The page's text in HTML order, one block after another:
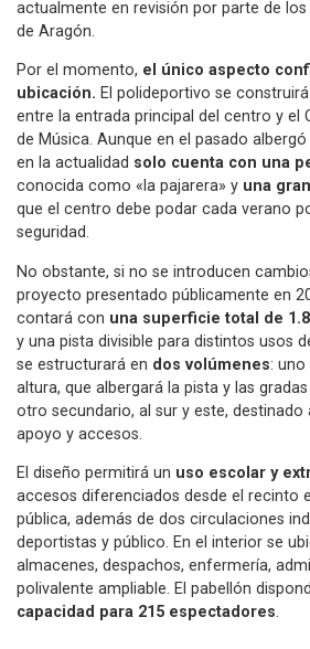
actualmente en revisión por parte de
de Aragón.
Por el momento, el único aspecto
ubicación. El polideportivo se
entre la entrada principal del centro y el
de Música. Aunque en el pasado
en la actualidad solo cuenta con una
conocida como «la pajarera» y una
que el centro debe podar cada verano
seguridad.
No obstante, si no se introducen
proyecto presentado públicamente en
contará con una superficie total de
y una pista divisible para distintos usos
se estructurará en dos volúmenes: uno
altura, que albergará la pista y las
otro secundario, al sur y este, destinado
apoyo y accesos.
El diseño permitirá un uso escolar y
accesos diferenciados desde el recinto
pública, además de dos circulaciones
deportistas y público. En el interior se
almacenes, despachos, enfermería,
polivalente ampliable. El pabellón
capacidad para 215 espectadores.